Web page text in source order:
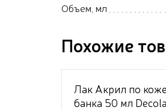
Объем, мл
Похожие
Лак Акрил по коже
банка 50 мл Decola